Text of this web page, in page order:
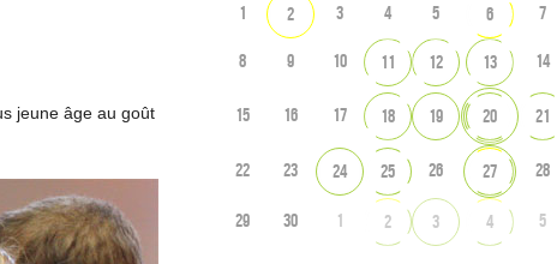
jeune âge au goût
1 2 3 4 5 6 7
8 9 10 11 12 13 14
15 16 17 18 19 20 21
22 23 24 25 26 27 28
29 30 1 2 3 4 5